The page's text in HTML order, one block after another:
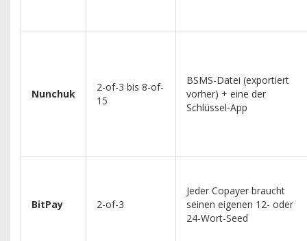
Nunchuk
2-of-3 bis 8-of-
15
BSMS-Datei (exportiert
vorher) + eine der
Schlüssel-App
BitPay 2-of-3
Jeder Copayer braucht
seinen eigenen 12- oder
24-Wort-Seed